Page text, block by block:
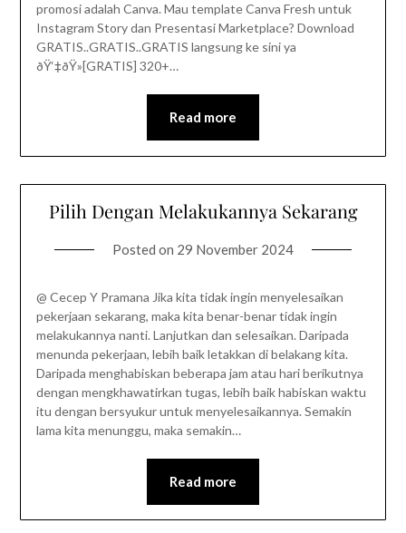
promosi adalah Canva. Mau template Canva Fresh untuk
Instagram Story dan Presentasi Marketplace? Download
GRATIS..GRATIS..GRATIS langsung ke sini ya
ðŸ‘‡ðŸ»[GRATIS] 320+…
Read more
Pilih Dengan Melakukannya Sekarang
Posted on 29 November 2024
@ Cecep Y Pramana Jika kita tidak ingin menyelesaikan
pekerjaan sekarang, maka kita benar-benar tidak ingin
melakukannya nanti. Lanjutkan dan selesaikan. Daripada
menunda pekerjaan, lebih baik letakkan di belakang kita.
Daripada menghabiskan beberapa jam atau hari berikutnya
dengan mengkhawatirkan tugas, lebih baik habiskan waktu
itu dengan bersyukur untuk menyelesaikannya. Semakin
lama kita menunggu, maka semakin…
Read more